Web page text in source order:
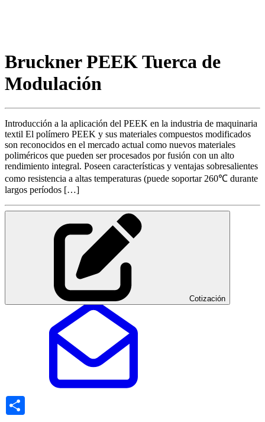
Bruckner PEEK Tuerca de
Modulación
Introducción a la aplicación del PEEK en la industria de maquinaria
textil El polímero PEEK y sus materiales compuestos modificados
son reconocidos en el mercado actual como nuevos materiales
poliméricos que pueden ser procesados por fusión con un alto
rendimiento integral. Poseen características y ventajas sobresalientes
como resistencia a altas temperaturas (puede soportar 260℃ durante
largos períodos […]
Cotización